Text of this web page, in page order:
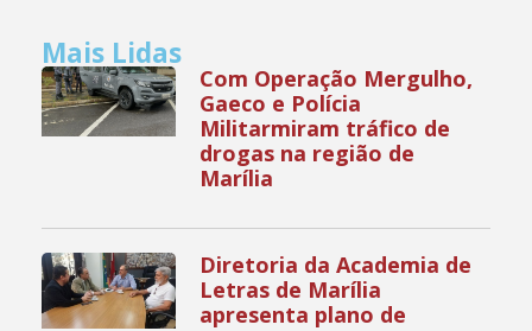
Mais Lidas
Com Operação Mergulho,
Gaeco e Polícia
Militarmiram tráfico de
drogas na região de
Marília
Diretoria da Academia de
Letras de Marília
apresenta plano de